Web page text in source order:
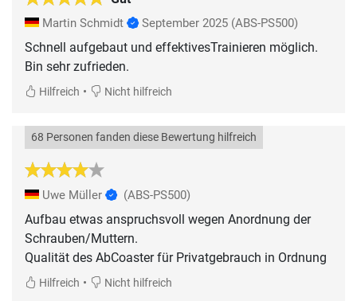
Martin Schmidt September 2025 (ABS-PS500)
Schnell aufgebaut und effektivesTrainieren möglich.
Bin sehr zufrieden.
Hilfreich • Nicht hilfreich
68 Personen fanden diese Bewertung hilfreich
Uwe Müller (ABS-PS500)
Aufbau etwas anspruchsvoll wegen Anordnung der
Schrauben/Muttern.
Qualität des AbCoaster für Privatgebrauch in Ordnung
Hilfreich • Nicht hilfreich